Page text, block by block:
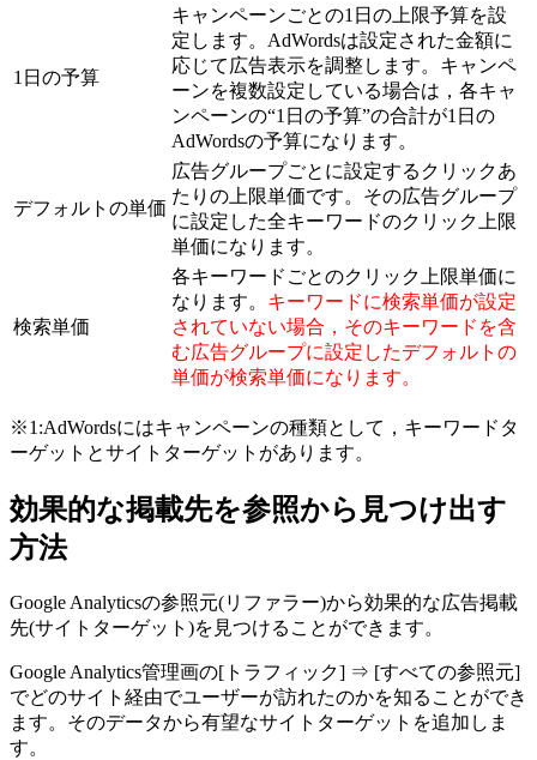
1日の予算
キャンペーンごとの1日の上限予算を設
定します。AdWordsは設定された金額に
応じて広告表示を調整します。キャンペ
ーンを複数設定している場合は，各キャ
ンペーンの“1日の予算”の合計が1日の
AdWordsの予算になります。
デフォルトの単価
広告グループごとに設定するクリックあ
たりの上限単価です。その広告グループ
に設定した全キーワードのクリック上限
単価になります。
検索単価
各キーワードごとのクリック上限単価に
なります。 キーワードに検索単価が設定
されていない場合，そのキーワードを含
む広告グループに設定したデフォルトの
単価が検索単価になります。
※1:AdWordsにはキャンペーンの種類として，キーワードタ
ーゲットとサイトターゲットがあります。
効果的な掲載先を参照から見つけ出す
方法
Google Analyticsの参照元(リファラー)から効果的な広告掲載
先(サイトターゲット)を見つけることができます。
Google Analytics管理画の[トラフィック] ⇒ [すべての参照元]
でどのサイト経由でユーザーが訪れたのかを知ることができ
ます。そのデータから有望なサイトターゲットを追加しま
す。